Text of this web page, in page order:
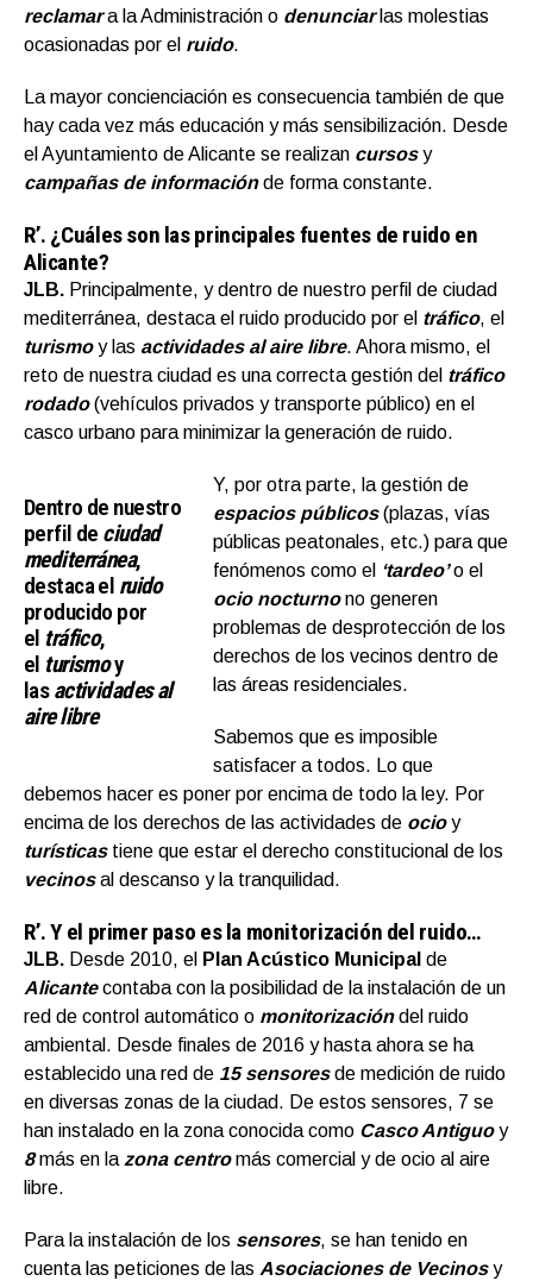
reclamara la Administración o denunciarlas molestias
ocasionadas por el ruido.
La mayor concienciación es consecuencia también de que
hay cada vez más educación y más sensibilización. Desde
el Ayuntamiento de Alicante se realizan cursosy
campañas de informaciónde forma constante.
R’. ¿Cuáles son las principales fuentes de ruido en
Alicante?
JLB. Principalmente, y dentro de nuestro perfil de ciudad
mediterránea, destaca el ruido producido por el tráfico, el
turismo y las actividades al aire libre. Ahora mismo, el
reto de nuestra ciudad es una correcta gestión del tráfico
rodado(vehículos privados y transporte público) en el
casco urbano para minimizar la generación de ruido.
Dentro de nuestro
perfil de ciudad
mediterránea,
destaca el ruido
producido por
el tráfico,
el turismoy
lasactividades al
aire libre
Y, por otra parte, la gestión de
espacios públicos(plazas, vías
públicas peatonales, etc.) para que
fenómenos como el ‘tardeo’o el
ocio nocturnono generen
problemas de desprotección de los
derechos de los vecinos dentro de
las áreas residenciales.
Sabemos que es imposible
satisfacer a todos. Lo que
debemos hacer es poner por encima de todo la ley. Por
encima de los derechos de las actividades de ocioy
turísticastiene que estar el derecho constitucional de los
vecinosal descanso y la tranquilidad.
R’.Y el primer paso es la monitorización del ruido…
JLB. Desde 2010, el Plan Acústico Municipal de
Alicantecontaba con la posibilidad de la instalación de un
red de control automático o monitorizacióndel ruido
ambiental. Desde finales de 2016 y hasta ahora se ha
establecido una red de 15 sensoresde medición de ruido
en diversas zonas de la ciudad. De estos sensores, 7 se
han instalado en la zona conocida como Casco Antiguoy
8más en lazona centromás comercial y de ocio al aire
libre.
Para la instalación de los sensores, se han tenido en
cuenta las peticiones de las Asociaciones de Vecinosy